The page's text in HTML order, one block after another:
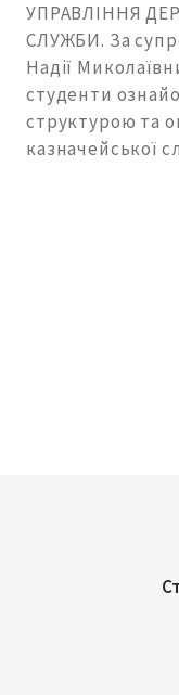
УПРАВЛІННЯ
СЛУЖБИ. За
Надії
студенти
структурою та
казначейської